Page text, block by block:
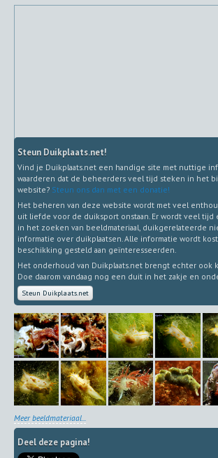
Steun Duikplaats.net!
Vind je Duikplaats.net een handige site met nuttige
waarderen dat de beheerders veel tijd steken in het
website? Steun ons dan met een donatie!
Het beheren van deze website wordt met veel
uit liefde voor de duiksport onstaan. Er wordt veel tijd
in het zoeken van beeldmateriaal, duikgerelateerde
informatie over duikplaatsen. Alle informatie wordt
beschikking gesteld aan geïnteresseerden.
Het onderhoud van Duikplaats.net brengt echter ook
Doe daarom vandaag nog een duit in het zakje en
Steun Duikplaats.net
Meer beeldmateriaal...
Deel deze pagina!